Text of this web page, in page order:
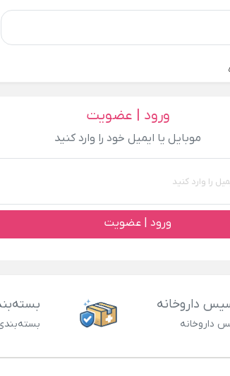
ورود | عضویت
موبایل یا ایمیل خود را وارد کنید
ورود | عضویت
داروخانه
داروخانه